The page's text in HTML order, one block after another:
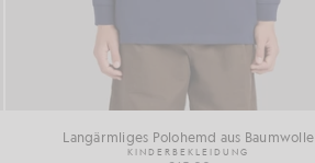
Langärmliges Polohemd aus Baumwolle
KINDERBEKLEIDUNG